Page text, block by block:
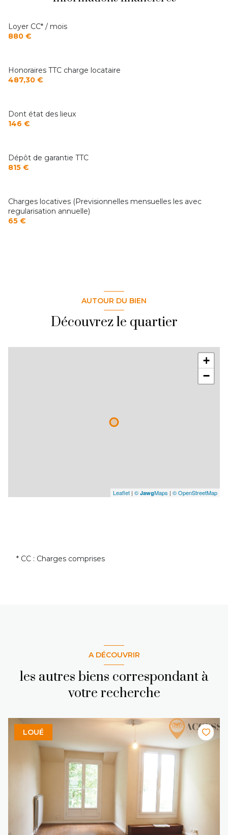
Loyer CC* / mois
880 €
Honoraires TTC charge locataire
487,30 €
Dont état des lieux
146 €
Dépôt de garantie TTC
815 €
Charges locatives (Previsionnelles mensuelles les avec
regularisation annuelle)
65 €
AUTOUR DU BIEN
Découvrez le quartier
+
−
Leaflet | © JawgMaps | © OpenStreetMap
* CC : Charges comprises
A DÉCOUVRIR
les autres biens correspondant à
votre recherche
LOUÉ